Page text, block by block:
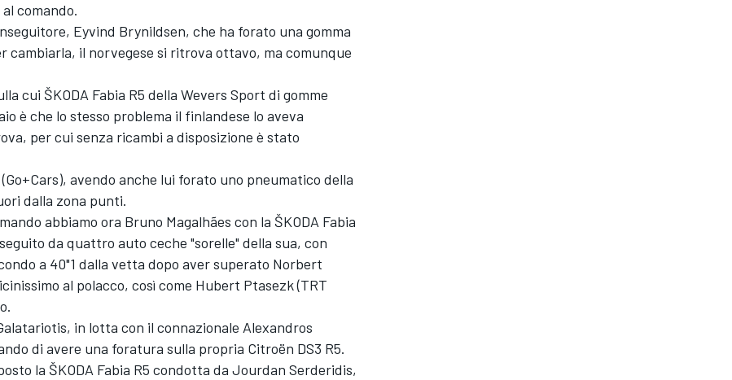
comando.
Eyvind Brynildsen, che ha forato una gomma
cambiarla, il norvegese si ritrova ottavo, ma comunque
cui ŠKODA Fabia R5 della Wevers Sport di gomme
è che lo stesso problema il finlandese lo aveva
per cui senza ricambi a disposizione è stato
avendo anche lui forato uno pneumatico della
dalla zona punti.
abbiamo ora Bruno Magalhães con la ŠKODA Fabia
da quattro auto ceche "sorelle" della sua, con
a 40"1 dalla vetta dopo aver superato Norbert
al polacco, così come Hubert Ptasezk (TRT
in lotta con il connazionale Alexandros
di avere una foratura sulla propria Citroën DS3 R5.
la ŠKODA Fabia R5 condotta da Jourdan Serderidis,